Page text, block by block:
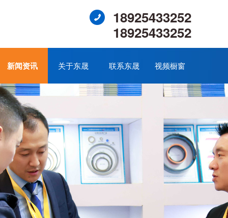
18925433252
18925433252
新闻资讯 关于东晟 联系东晟 视频橱窗